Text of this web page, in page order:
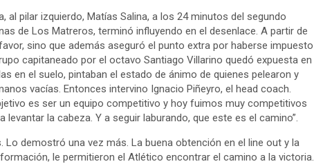
pilar izquierdo, Matías Salina, a los 24 minutos del segundo
de Los Matreros, terminó influyendo en el desenlace. A partir de
sino que además aseguró el punto extra por haberse impuesto
capitaneado por el octavo Santiago Villarino quedó expuesta en
en el suelo, pintaban el estado de ánimo de quienes pelearon y
vacías. Entonces intervino Ignacio Piñeyro, el head coach.
es ser un equipo competitivo y hoy fuimos muy competitivos
la cabeza. Y a seguir laburando, que este es el camino”.
Lo demostró una vez más. La buena obtención en el line out y la
le permitieron el Atlético encontrar el camino a la victoria.